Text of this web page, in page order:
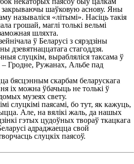
закрываючы шаўковую аснову. Яны
называліся «літымі». Насіць такія
грошай, маглі толькі вельмі
шляхта.
ў Беларусі з сярэдзіны
дзевятнаццатага стагоддзя.
слуцкім, вырабляліся таксама ў
– Гродне, Ружанах, Альбе пад
бясцэнным скарбам беларускага
іх можна ўбачыць не толькі ў
музеях свету.
слуцкімі паясамі, бо тут, як кажуць,
Але, на вялікі жаль, да нашых
гэтых цудоўных твораў ткацкага
адраджаецца свой
слуцкіх паясоў.